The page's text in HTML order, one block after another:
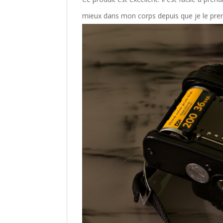
mieux dans mon corps depuis que je le